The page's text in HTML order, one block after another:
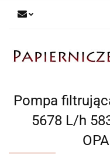
Pompa
5678 L/h